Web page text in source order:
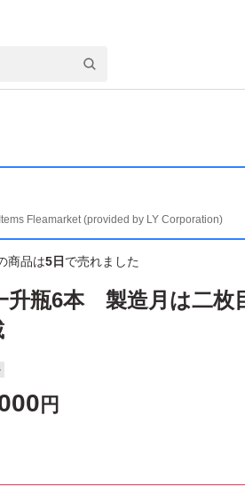
Fleamarket (provided by LY Corporation)
商品は5日 で売れました
升瓶6本 製造月は二枚
円